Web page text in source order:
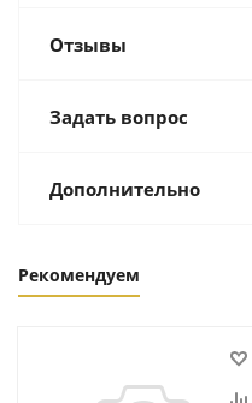
Отзывы
Задать вопрос
Дополнительно
Рекомендуем